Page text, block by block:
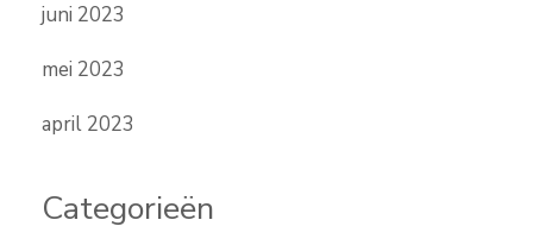
juni 2023
mei 2023
april 2023
Categorieën